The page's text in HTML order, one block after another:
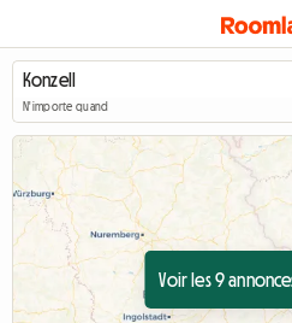
N'importe quand
Voir les 9